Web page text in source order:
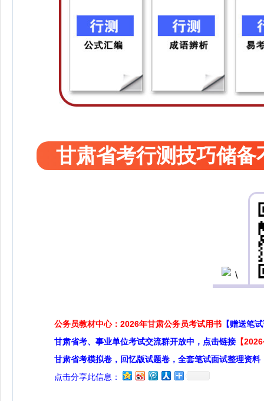
甘肃省考行测技巧储
公务员教材中心：2026年甘肃公务员考试用书 【赠送笔
甘肃省考、事业单位考试交流群开放中，点击链接 【
甘肃省考模拟卷，回忆版试题卷，全套笔试面试整理资料
点击分享此信息：